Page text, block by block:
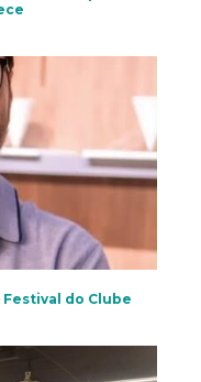
do Clube